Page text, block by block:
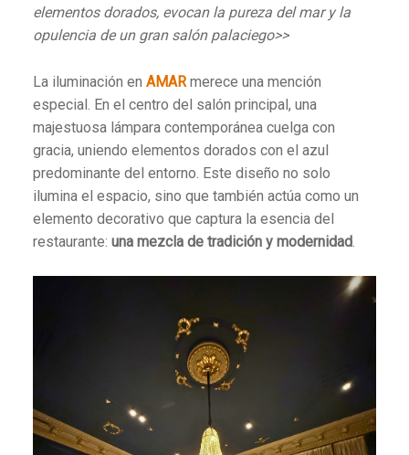
elementos dorados, evocan la pureza del mar y la
opulencia de un gran salón palaciego>>
La iluminación en AMARmerece una mención
especial. En el centro del salón principal, una
majestuosa lámpara contemporánea cuelga con
gracia, uniendo elementos dorados con el azul
predominante del entorno. Este diseño no solo
ilumina el espacio, sino que también actúa como un
elemento decorativo que captura la esencia del
restaurante: una mezcla de tradición y modernidad.